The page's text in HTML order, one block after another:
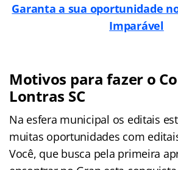
Garanta a sua oportunidade
Imparável
Motivos para fazer o
Lontras SC
Na esfera municipal os editais
muitas oportunidades com
Você, que busca pela primeira